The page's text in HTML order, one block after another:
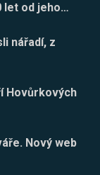
let od jeho…
nářadí, z
Hovůrkových
Nový web